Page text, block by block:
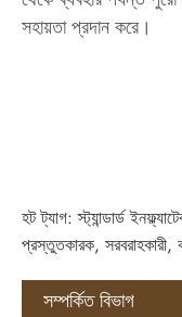
সহায়তা প্রদান করে।
হট ট্যাগ: স্ট্যান্ডার্ড
প্রস্তুতকারক, সরবরাহকারী,
সম্পর্কিত বিভাগ